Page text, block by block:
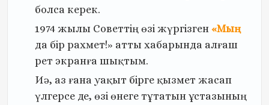
болса керек.
1974 жылы Советтің өзі жүргізген «Мың
да бір рахмет!» атты хабарында алғаш
рет экранға шықтым.
Иә, аз ғана уақыт бірге қызмет жасап
үлгерсе де, өзі өнеге тұтатын ұстазының